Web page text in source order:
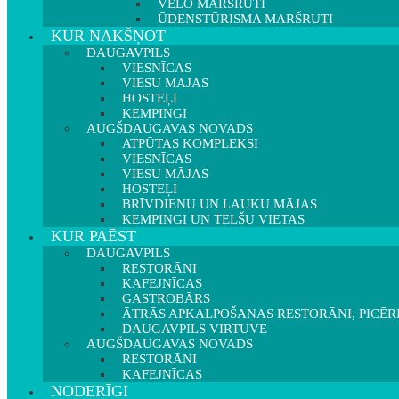
VELO MARŠRUTI
ŪDENSTŪRISMA MARŠRUTI
KUR NAKŠŅOT
DAUGAVPILS
VIESNĪCAS
VIESU MĀJAS
HOSTEĻI
KEMPINGI
AUGŠDAUGAVAS NOVADS
ATPŪTAS KOMPLEKSI
VIESNĪCAS
VIESU MĀJAS
HOSTEĻI
BRĪVDIENU UN LAUKU MĀJAS
KEMPINGI UN TELŠU VIETAS
KUR PAĒST
DAUGAVPILS
RESTORĀNI
KAFEJNĪCAS
GASTROBĀRS
ĀTRĀS APKALPOŠANAS RESTORĀNI,
DAUGAVPILS VIRTUVE
AUGŠDAUGAVAS NOVADS
RESTORĀNI
KAFEJNĪCAS
NODERĪGI